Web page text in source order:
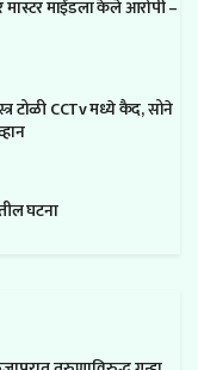
माईंडला केले आरोपी –
टोळी CCTv मध्ये कैद, सोने
घटना